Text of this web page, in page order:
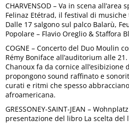
CHARVENSOD – Va in scena
Felinaz Etétrad, il festival di
Dalle 17 salgono sul palco Balarù,
Popolare – Flavio Oreglio & Staffora
COGNE – Concerto del Duo Moulin
Rémy Boniface all’auditorium alle 21.
Chanoux fa da cornice all’esibizione
propongono sound raffinato e
curati e ritmi che spesso
afroamericana.
GRESSONEY-SAINT-JEAN –
presentazione del libro La scelta del